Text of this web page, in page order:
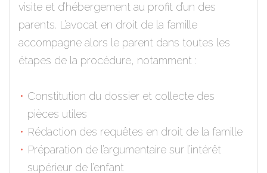
visite et d’hébergement au profit d’un des
parents. L’avocat en droit de la famille
accompagne alors le parent dans toutes les
étapes de la procédure, notamment :
Constitution du dossier et collecte des
pièces utiles
Rédaction des requêtes en droit de la famille
Préparation de l’argumentaire sur l’intérêt
supérieur de l’enfant